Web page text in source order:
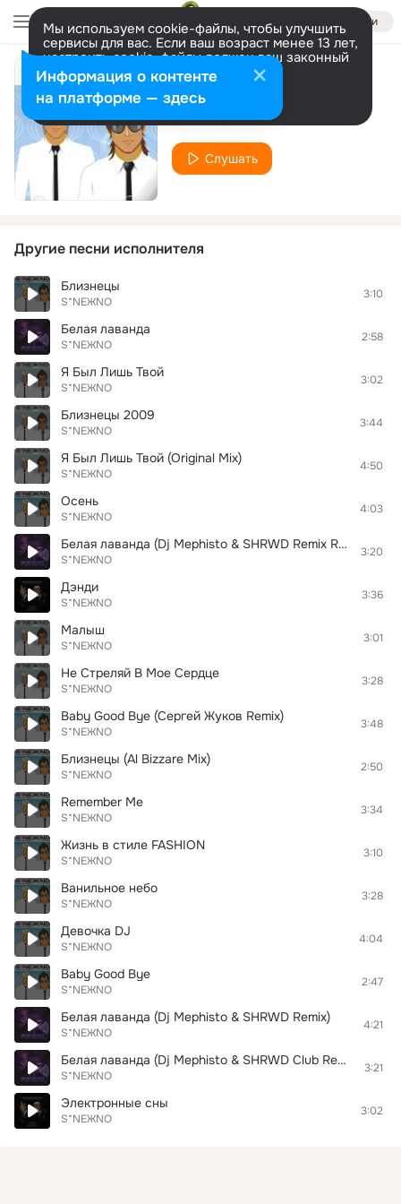
Войти
Мы используем cookie-файлы, чтобы улучшить
сервисы для вас. Если ваш возраст менее 13 лет,
настроить cookie-файлы должен ваш законный
представитель. Больше информации
Разрешить все Настроить
Дэнди
S*NEЖNO
Слушать
Другие песни исполнителя
Близнецы
S*NEЖNO
3:10
Белая лаванда
S*NEЖNO
2:58
Я Был Лишь Твой
S*NEЖNO
3:02
Близнецы 2009
S*NEЖNO
3:44
Я Был Лишь Твой (Original Mix)
S*NEЖNO
4:50
Осень
S*NEЖNO
4:03
Белая лаванда (Dj Mephisto & SHRWD Remix Radio Edit)
S*NEЖNO
3:20
Дэнди
S*NEЖNO
3:36
Малыш
S*NEЖNO
3:01
Не Стреляй В Мое Сердце
S*NEЖNO
3:28
Baby Good Bye (Сергей Жуков Remix)
S*NEЖNO
3:48
Близнецы (Al Bizzare Mix)
S*NEЖNO
2:50
Remember Me
S*NEЖNO
3:34
Жизнь в стиле FASHION
S*NEЖNO
3:10
Ванильное небо
S*NEЖNO
3:28
Девочка DJ
S*NEЖNO
4:04
Baby Good Bye
S*NEЖNO
2:47
Белая лаванда (Dj Mephisto & SHRWD Remix)
S*NEЖNO
4:21
Белая лаванда (Dj Mephisto & SHRWD Club Remix Radio Edit)
S*NEЖNO
3:21
Электронные сны
S*NEЖNO
3:02
Информация о контенте
на платформе — здесь